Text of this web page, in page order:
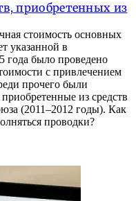
приобретенных из
стоимость основных
указанной в
года было проведено
с привлечением
прочего были
из средств
(2011–2012 годы). Как
проводки?